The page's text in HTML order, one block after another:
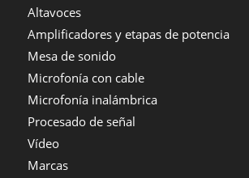
Altavoces
Amplificadores y etapas de potencia
Mesa de sonido
Microfonía con cable
Microfonía inalámbrica
Procesado de señal
Vídeo
Marcas